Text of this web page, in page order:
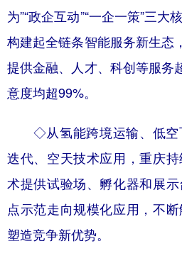
为”“政企互动”“一企一策”三大
构建起全链条智能服务新生态
提供金融、人才、科创等服务
意度均超99%。
◇从氢能跨境运输、低空
迭代、空天技术应用，重庆
术提供试验场、孵化器和展
点示范走向规模化应用，不断
塑造竞争新优势。